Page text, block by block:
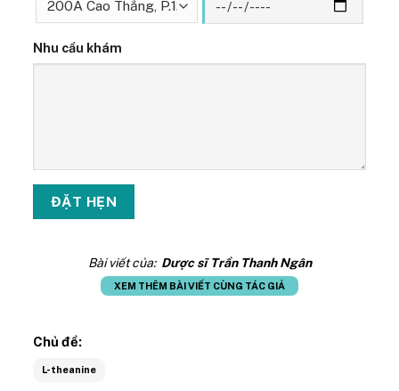
Nhu cầu khám
Bài viết của: Dược sĩ Trần Thanh Ngân
XEM THÊM BÀI VIẾT CÙNG TÁC GIẢ
Chủ đề:
L-theanine